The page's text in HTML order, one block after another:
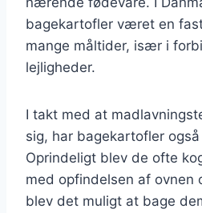
bagekartofler været en
mange måltider, især i
lejligheder.
I takt med at
sig, har bagekartofler
Oprindeligt blev de ofte
med opfindelsen af ovnen
blev det muligt at bage